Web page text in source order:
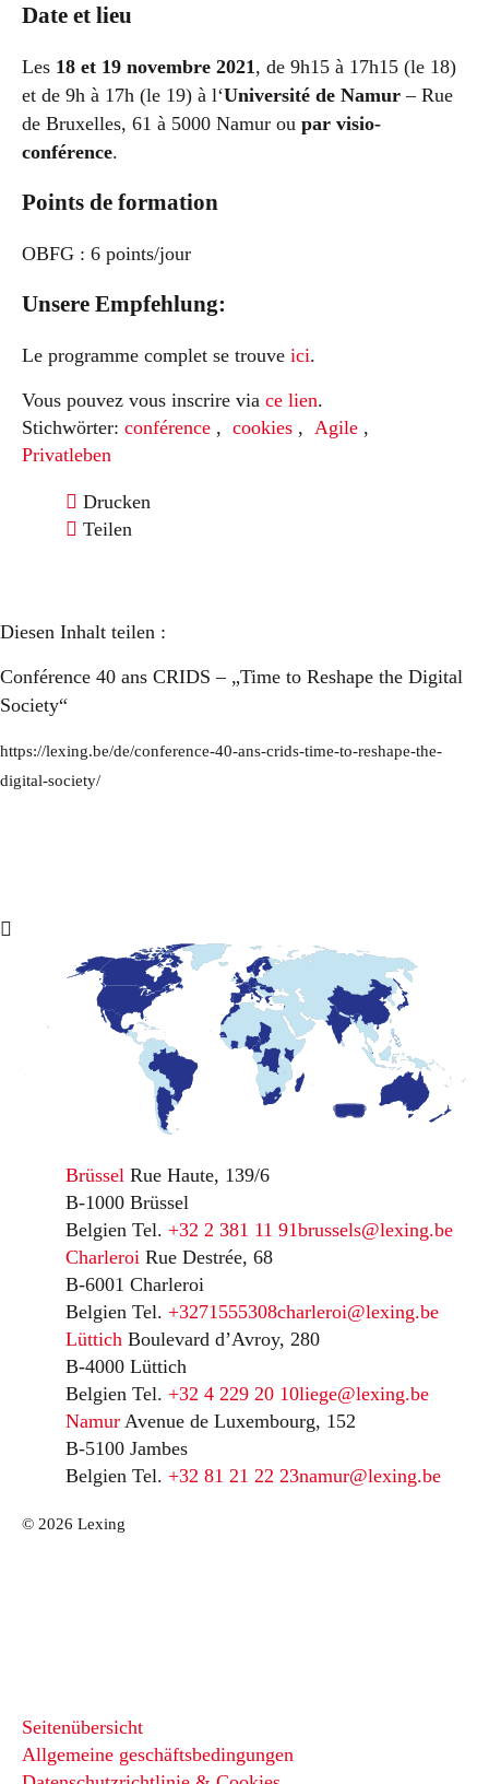
Date et lieu
Les 18 et 19 novembre 2021 , de 9h15 à 17h15 (le 18)
et de 9h à 17h (le 19) à l‘Université de Namur – Rue
de Bruxelles, 61 à 5000 Namur ou par visio-
conférence.
Points de formation
OBFG : 6 points/jour
Unsere Empfehlung:
Le programme complet se trouve ici.
Vous pouvez vous inscrire via ce lien.
Stichwörter: conférence , cookies , Agile ,
Privatleben
Drucken
Teilen
Diesen Inhalt teilen :
Conférence 40 ans CRIDS – „Time to Reshape the Digital
Society“
https://lexing.be/de/conference-40-ans-crids-time-to-reshape-the-
digital-society/
Brüssel Rue Haute, 139/6
B-1000 Brüssel
Belgien Tel. +32 2 381 11 91brussels@lexing.be
Charleroi Rue Destrée, 68
B-6001 Charleroi
Belgien Tel. +3271555308charleroi@lexing.be
Lüttich Boulevard d’Avroy, 280
B-4000 Lüttich
Belgien Tel. +32 4 229 20 10liege@lexing.be
Namur Avenue de Luxembourg, 152
B-5100 Jambes
Belgien Tel. +32 81 21 22 23namur@lexing.be
© 2026 Lexing
Seitenübersicht
Allgemeine geschäftsbedingungen